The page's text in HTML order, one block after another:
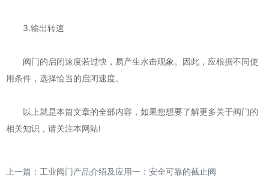
3.输出转速
阀门的启闭速度若过快，易产生水击现象。因此，应根据不同使
用条件，选择恰当的启闭速度。
以上就是本篇文章的全部内容，如果您想要了解更多关于阀门的
相关知识，请关注本网站!
上一篇： 工业阀门产品介绍及应用一：安全可靠的截止阀